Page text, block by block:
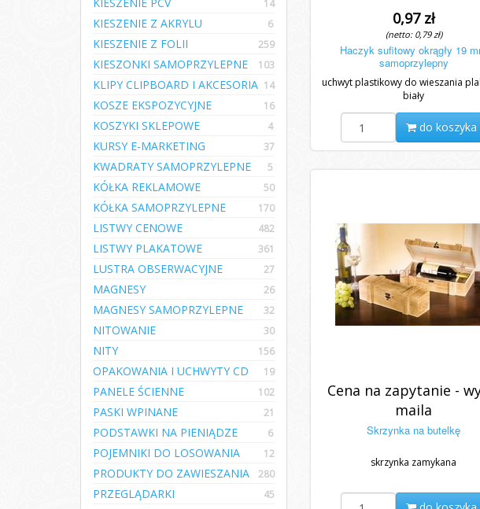
14
KIESZENIE Z AKRYLU 6
KIESZENIE Z FOLII 259
KIESZONKI SAMOPRZYLEPNE 103
KLIPY CLIPBOARD I AKCESORIA 14
KOSZE EKSPOZYCYJNE 16
KOSZYKI SKLEPOWE 4
KURSY E-MARKETING 37
KWADRATY SAMOPRZYLEPNE 5
KÓŁKA REKLAMOWE 50
KÓŁKA SAMOPRZYLEPNE 170
LISTWY CENOWE 482
LISTWY PLAKATOWE 361
LUSTRA OBSERWACYJNE 27
MAGNESY 26
MAGNESY SAMOPRZYLEPNE 32
NITOWANIE 30
NITY 156
OPAKOWANIA I UCHWYTY CD 19
PANELE ŚCIENNE 102
PASKI WPINANE 21
PODSTAWKI NA PIENIĄDZE 6
POJEMNIKI DO LOSOWANIA 12
PRODUKTY DO ZAWIESZANIA 280
PRZEGLĄDARKI 45
0,97 zł
(netto: 0,79 zł)
Haczyk sufitowy okrągły 19
samoprzylepny
uchwyt plastikowy do wieszania
biały
do koszyka
Cena na zapytanie -
maila
Skrzynka na butelkę
skrzynka zamykana